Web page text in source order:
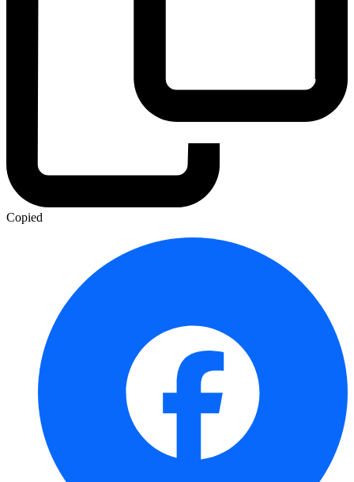
Copied